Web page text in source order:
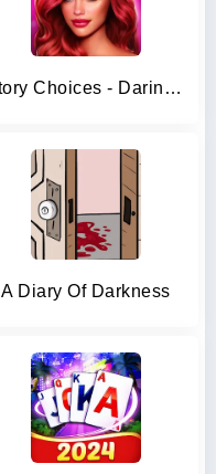
Story Choices - Daring Destiny
A Diary Of Darkness